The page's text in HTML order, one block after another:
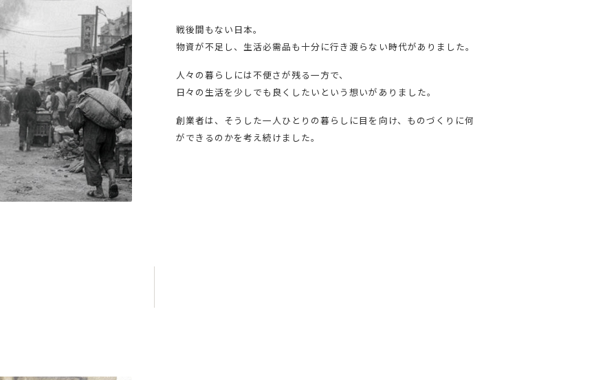
戦後間もない日本。
物資が不足し、生活必需品も十分に行き渡らない時代がありました。
人々の暮らしには不便さが残る一方で、
日々の生活を少しでも良くしたいという想いがありました。
創業者は、そうした一人ひとりの暮らしに目を向け、ものづくりに何
ができるのかを考え続けました。